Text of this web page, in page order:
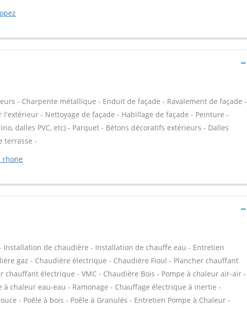
- Charpente métallique - Enduit de façade - Ravalement de façade -
- Nettoyage de façade - Habillage de façade - Peinture -
dalles PVC, etc) - Parquet - Bétons décoratifs extérieurs - Dalles
terrasse -
rhone
Installation de chaudière - Installation de chauffe eau - Entretien
gaz - Chaudière électrique - Chaudière Fioul - Plancher chauffant
chauffant électrique - VMC - Chaudière Bois - Pompe à chaleur air-air -
à chaleur eau-eau - Ramonage - Chauffage électrique à inertie -
- Poêle à bois - Poêle à Granulés - Entretien Pompe à Chaleur -